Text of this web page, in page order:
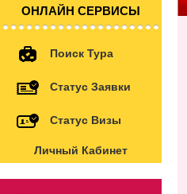
ОНЛАЙН СЕРВИСЫ
Поиск Тура
Статус Заявки
Статус Визы
Личный Кабинет